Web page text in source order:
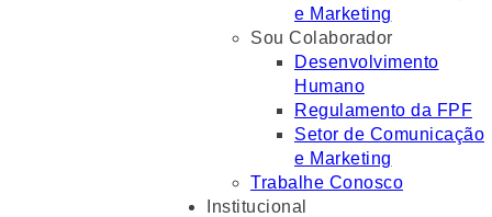
e Marketing
Sou Colaborador
Desenvolvimento
Humano
Regulamento da FPF
Setor de Comunicação
e Marketing
Trabalhe Conosco
Institucional